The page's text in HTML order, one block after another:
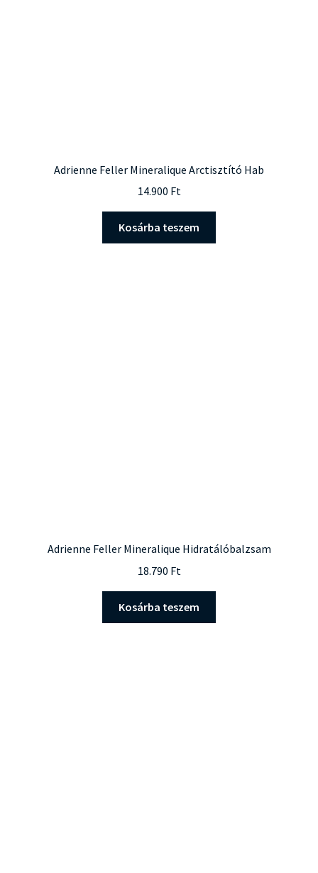
Adrienne Feller Mineralique Arctisztító Hab
14.900 Ft
Kosárba teszem
Adrienne Feller Mineralique Hidratálóbalzsam
18.790 Ft
Kosárba teszem